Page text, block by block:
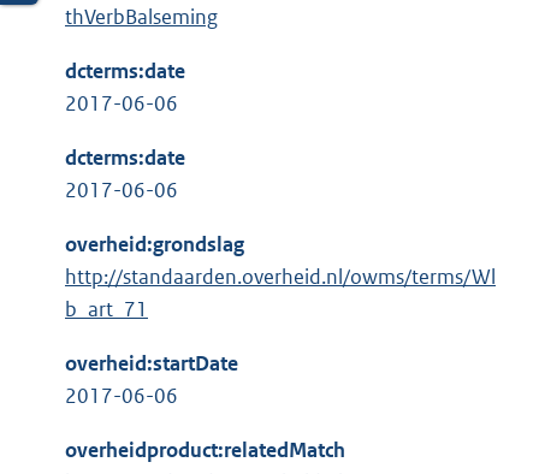
thVerbBalseming
dcterms:date
2017-06-06
dcterms:date
2017-06-06
overheid:grondslag
http://standaarden.overheid.nl/owms/terms/Wl
b_art_71
overheid:startDate
2017-06-06
overheidproduct:relatedMatch